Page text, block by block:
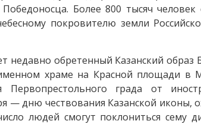
Более 800 тысяч человек
покровителю земли
недавно обретенный Казанский образ
храме на Красной площади в
града от
— дню чествования Казанской иконы,
людей смогут поклониться сему